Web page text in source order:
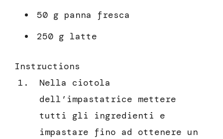
50 g panna fresca
250 g latte
Instructions
Nella ciotola
dell’impastatrice mettere
tutti gli ingredienti e
impastare fino ad ottenere un